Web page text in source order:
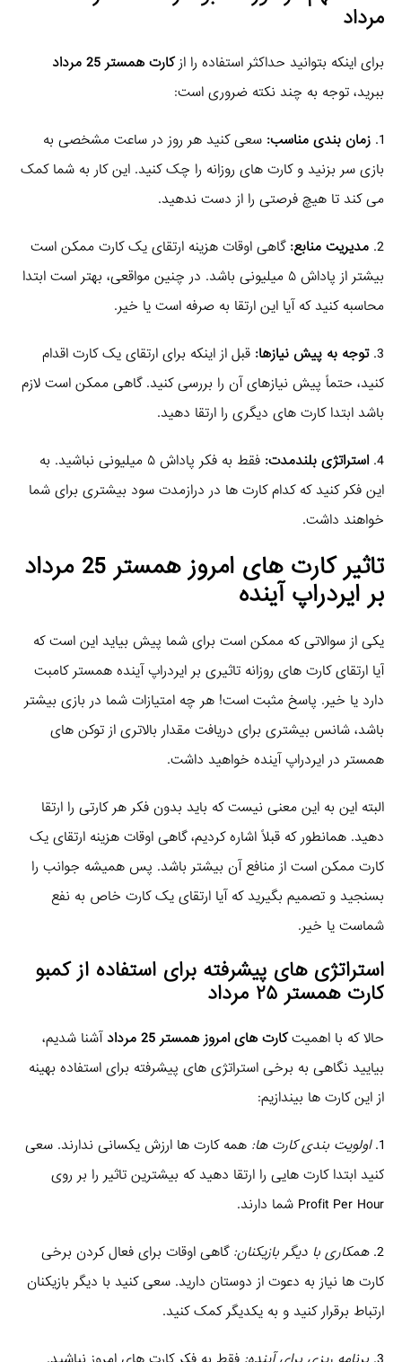
مرداد
برای اینکه بتوانید حداکثر استفاده را ازکارت همستر 25 مرداد
ببرید، توجه به چند نکته ضروری است:
1. زمان بندی مناسب: سعی کنید هر روز در ساعت مشخصی به
بازی سر بزنید و کارت های روزانه را چک کنید. این کار به شما کمک
می کند تا هیچ فرصتی را از دست ندهید.
2. مدیریت منابع: گاهی اوقات هزینه ارتقای یک کارت ممکن است
بیشتر از پاداش ۵ میلیونی باشد. در چنین مواقعی، بهتر است ابتدا
محاسبه کنید که آیا این ارتقا به صرفه است یا خیر.
3. توجه به پیش نیازها: قبل از اینکه برای ارتقای یک کارت اقدام
کنید، حتماً پیش نیازهای آن را بررسی کنید. گاهی ممکن است لازم
باشد ابتدا کارت های دیگری را ارتقا دهید.
4. استراتژی بلندمدت:
فقط به فکر پاداش ۵ میلیونی نباشید. به
این فکر کنید که کدام کارت ها در درازمدت سود بیشتری برای شما
خواهند داشت.
تاثیرکارت های امروز همستر 25 مرداد
بر ایردراپ آینده
یکی از سوالاتی که ممکن است برای شما پیش بیاید این است که
آیا ارتقای کارت های روزانه تاثیری بر ایردراپ آینده همستر کامبت
دارد یا خیر. پاسخ مثبت است! هر چه امتیازات شما در بازی بیشتر
باشد، شانس بیشتری برای دریافت مقدار بالاتری از توکن های
همستر در ایردراپ آینده خواهید داشت.
البته این به این معنی نیست که باید بدون فکر هر کارتی را ارتقا
دهید. همانطور که قبلاً اشاره کردیم، گاهی اوقات هزینه ارتقای یک
کارت ممکن است از منافع آن بیشتر باشد. پس همیشه جوانب را
بسنجید و تصمیم بگیرید که آیا ارتقای یک کارت خاص به نفع
شماست یا خیر.
استراتژی های پیشرفته برای استفاده ازکمبو
کارت همستر ۲۵ مرداد
حالا که با اهمیتکارت های امروز همستر 25 مرداد
آشنا شدیم،
بیایید نگاهی به برخی استراتژی های پیشرفته برای استفاده بهینه
از این کارت ها بیندازیم:
1. اولویت بندی کارت ها: همه کارت ها ارزش یکسانی ندارند. سعی
کنید ابتدا کارت هایی را ارتقا دهید که بیشترین تاثیر را بر روی
Profit Per Hour شما دارند.
2. همکاری با دیگر بازیکنان: گاهی اوقات برای فعال کردن برخی
کارت ها نیاز به دعوت از دوستان دارید. سعی کنید با دیگر بازیکنان
ارتباط برقرار کنید و به یکدیگر کمک کنید.